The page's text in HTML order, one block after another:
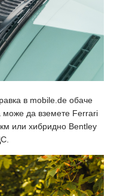
в mobile.de обаче
може да вземете Ferrari
или хибридно Bentley